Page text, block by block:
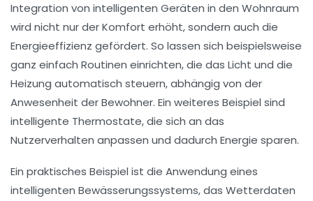
Integration von intelligenten Geräten in den Wohnraum
wird nicht nur der Komfort erhöht, sondern auch die
Energieeffizienz gefördert. So lassen sich beispielsweise
ganz einfach Routinen einrichten, die das Licht und die
Heizung automatisch steuern, abhängig von der
Anwesenheit der Bewohner. Ein weiteres Beispiel sind
intelligente Thermostate, die sich an das
Nutzerverhalten anpassen und dadurch Energie sparen.
Ein praktisches Beispiel ist die Anwendung eines
intelligenten Bewässerungssystems, das Wetterdaten